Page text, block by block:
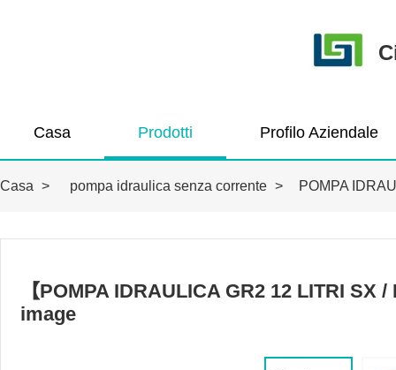
Casa Prodotti Profilo Aziendale
Casa > pompa idraulica senza corrente > POMPA
【POMPA IDRAULICA GR2 12 LITRI SX
image